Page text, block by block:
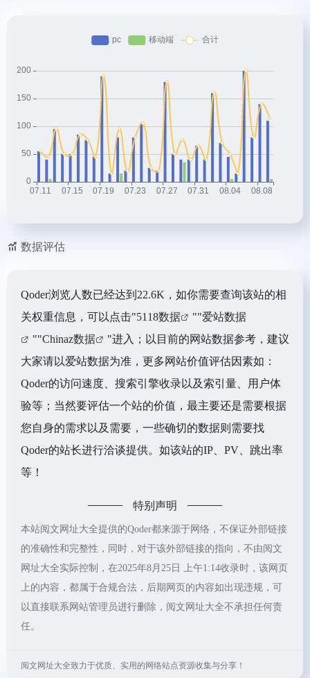
数据评估
Qoder浏览人数已经达到22.6K，如你需要查询该站的相
关权重信息，可以点击"5118数据 ""爱站数据
""Chinaz数据
"进入；以目前的网站数据参考，建议
大家请以爱站数据为准，更多网站价值评估因素如：
Qoder的访问速度、搜索引擎收录以及索引量、用户体
验等；当然要评估一个站的价值，最主要还是需要根据
您自身的需求以及需要，一些确切的数据则需要找
Qoder的站长进行洽谈提供。如该站的IP、PV、跳出率
等！
特别声明
本站阅文网址大全提供的Qoder都来源于网络，不保证外部链接
的准确性和完整性，同时，对于该外部链接的指向，不由阅文
网址大全实际控制，在2025年8月25日 上午1:14收录时，该网页
上的内容，都属于合规合法，后期网页的内容如出现违规，可
以直接联系网站管理员进行删除，阅文网址大全不承担任何责
任。
阅文网址大全致力于优质、实用的网络站点资源收集与分享！